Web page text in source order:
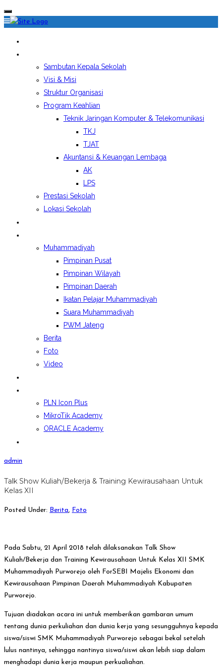
Sambutan Kepala Sekolah
Visi & Misi
Struktur Organisasi
Program Keahlian
Teknik Jaringan Komputer & Telekomunikasi
TKJ
TJAT
Akuntansi & Keuangan Lembaga
AK
LPS
Prestasi Sekolah
Lokasi Sekolah
Muhammadiyah
Pimpinan Pusat
Pimpinan Wilayah
Pimpinan Daerah
Ikatan Pelajar Muhammadiyah
Suara Muhammadiyah
PWM Jateng
Berita
Foto
Video
PLN Icon Plus
MikroTik Academy
ORACLE Academy
admin
Talk Show Kuliah/Bekerja & Training Kewirausahaan Untuk
Kelas XII
Posted Under: Berita, Foto
Pada Sabtu, 21 April 2018 telah dilaksanakan Talk Show
Kuliah/Bekerja dan Training Kewirausahaan Untuk Kelas XII SMK
Muhammadiyah Purworejo oleh ForSEBI Majelis Ekonomi dan
Kewirausahaan Pimpinan Daerah Muhammadiyah Kabupaten
Purworejo.
Tujuan diadakan acara ini untuk memberikan gambaran umum
tentang dunia perkuliahan dan dunia kerja yang sesungguhnya kepada
siswa/siswi SMK Muhammadiyah Purworejo sebagai bekal setelah
lulus nantinya, sehingga nantinya siswa/siswi akan lebih siap dalam
menghadapi dunia kerja maupun perkualiahan.